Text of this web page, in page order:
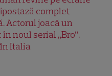
complet
Actorul joacă un
în noul serial „Bro”,
Italia